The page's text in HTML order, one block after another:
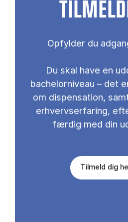
Opfylder du
Du skal have en
bachelorniveau – det
om dispensation,
erhvervserfaring,
færdig med din
Tilmeld dig